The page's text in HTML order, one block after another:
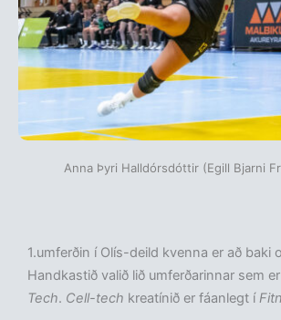
Anna Þyri Halldórsdóttir (Egill Bjarni
1.umferðin í Olís-deild kvenna er að baki
Handkastið valið lið umferðarinnar sem
Tech. Cell-tech kreatínið er fáanlegt í